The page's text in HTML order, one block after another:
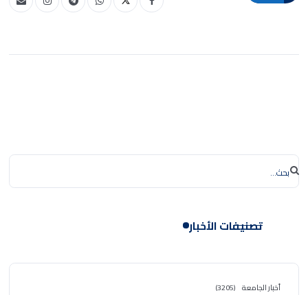
تصنيفات الأخبار
أخبار الجامعة (3205)